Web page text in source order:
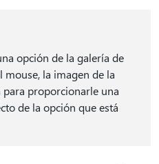
opción de la galería de
mouse, la imagen de la
proporcionarle una
de la opción que está